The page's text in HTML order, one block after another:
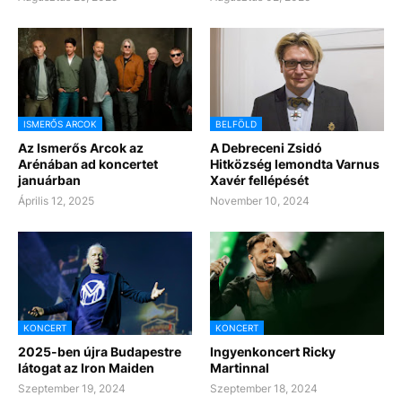
ISMERŐS ARCOK
Az Ismerős Arcok az
Arénában ad koncertet
januárban
Április 12, 2025
BELFÖLD
A Debreceni Zsidó
Hitközség lemondta Varnus
Xavér fellépését
November 10, 2024
KONCERT
2025-ben újra Budapestre
látogat az Iron Maiden
Szeptember 19, 2024
KONCERT
Ingyenkoncert Ricky
Martinnal
Szeptember 18, 2024